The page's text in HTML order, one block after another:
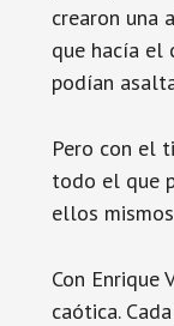
crearon una
que hacía el
podían
Pero con el
todo el que
ellos
Con Enrique
caótica.